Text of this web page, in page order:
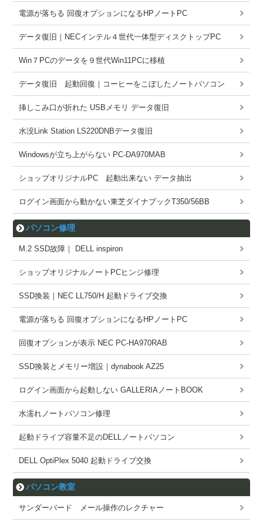
電源が落ちる 回復オプションになるHPノートPC
データ復旧｜NECインテル４世代一体型ディスクトップPC
Win７PCのデータを９世代Win11PCに移植
データ復旧 起動回復｜コーヒーをこぼしたノートパソコン
挿しこみ口が折れた USBメモリ データ復旧
水没Link Station LS220DNBデータ復旧
Windowsが立ち上がらない PC-DA970MAB
ショップオリジナルPC 起動出来ない データ抽出
ログイン画面から動かない東芝ダイナブックT350/56BB
パソコン修理
M.2 SSD故障｜ DELL inspiron
ショップオリジナルノートPCヒンジ修理
SSD換装｜NEC LL750/H 起動ドライブ交換
電源が落ちる 回復オプションになるHPノートPC
回復オプションが表示 NEC PC-HA970RAB
SSD換装とメモリー増設｜dynabook AZ25
ログイン画面から起動しない GALLERIAノートBOOK
水濡れノートパソコン修理
起動ドライブ容量不足のDELLノートパソコン
DELL OptiPlex 5040 起動ドライブ交換
パソコン教室
サンダーバード メール操作のレクチャー